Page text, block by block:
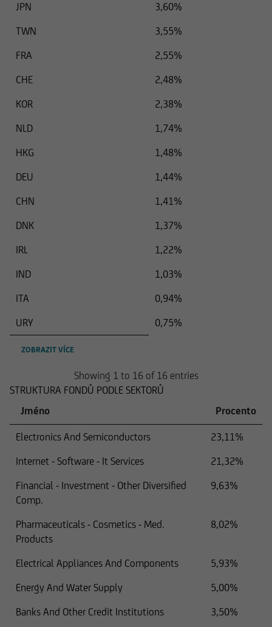
JPN
3,60%
TWN
3,55%
FRA
2,55%
CHE
2,48%
KOR
2,38%
NLD
1,74%
HKG
1,48%
DEU
1,44%
CHN
1,41%
DNK
1,37%
IRL
1,22%
IND
1,03%
ITA
0,94%
URY
0,75%
ZOBRAZIT VÍCE
Showing 1 to 16 of 16 entries
STRUKTURA FONDŮ PODLE SEKTORŮ
Jméno
Procento
Electronics And Semiconductors
23,11%
Internet - Software - It Services
21,32%
Financial - Investment - Other Diversified
Comp.
9,63%
Pharmaceuticals - Cosmetics - Med.
Products
8,02%
Electrical Appliances And Components
5,93%
Energy And Water Supply
5,00%
Banks And Other Credit Institutions
3,50%